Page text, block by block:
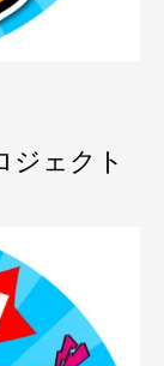
ジェクト